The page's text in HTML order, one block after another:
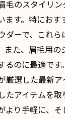
毛のスタイリ
ます。特におす
ダーで、これら
また、眉毛用の
るのに最適で
厳選した最新
たアイテムを取
より手軽に、